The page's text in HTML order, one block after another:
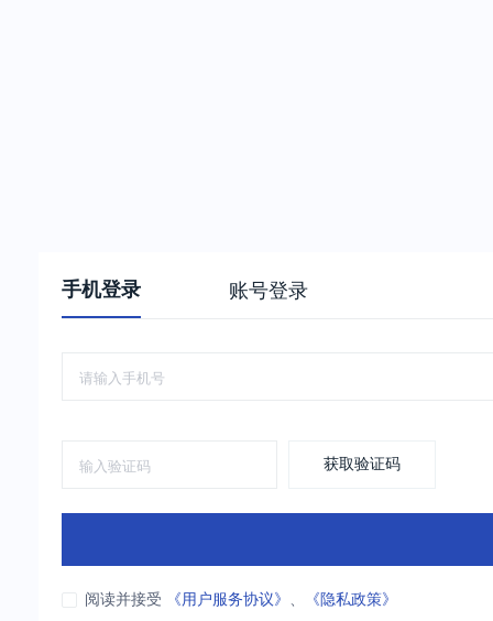
手机登录 账号登录
获取验证码
阅读并接受 《用户服务协议》 、 《隐私政策》